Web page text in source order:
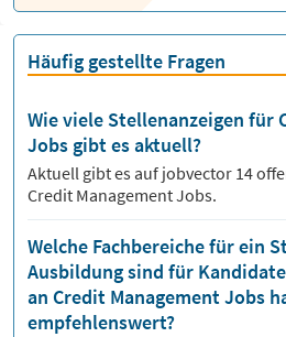
Häufig gestellte Fragen
Wie viele Stellenanzeigen für
Jobs gibt es aktuell?
Aktuell gibt es auf jobvector 14
Credit Management Jobs.
Welche Fachbereiche für ein
Ausbildung sind für
an Credit Management Jobs
empfehlenswert?